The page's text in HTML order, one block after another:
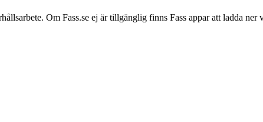
Om Fass.se ej är tillgänglig finns Fass appar att ladda